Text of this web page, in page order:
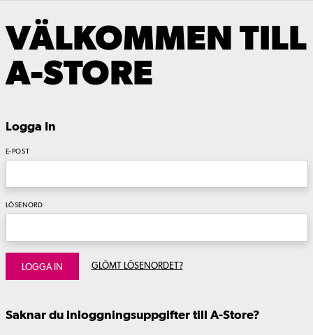
VÄLKOMMEN TILL
A-STORE
Logga In
E-POST
LÖSENORD
LOGGA IN GLÖMT LÖSENORDET?
Saknar du inloggningsuppgifter till A-Store?